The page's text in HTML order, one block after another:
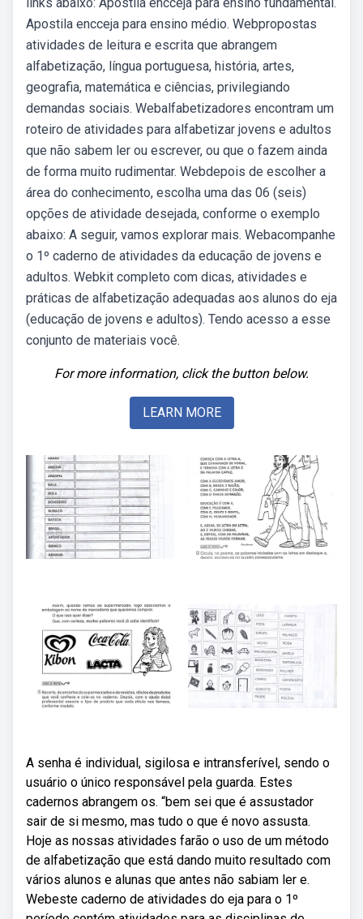
Apostila encceja para ensino médio. Webpropostas
atividades de leitura e escrita que abrangem
alfabetização, língua portuguesa, história, artes,
geografia, matemática e ciências, privilegiando
demandas sociais. Webalfabetizadores encontram um
roteiro de atividades para alfabetizar jovens e adultos
que não sabem ler ou escrever, ou que o fazem ainda
de forma muito rudimentar. Webdepois de escolher a
área do conhecimento, escolha uma das 06 (seis)
opções de atividade desejada, conforme o exemplo
abaixo: A seguir, vamos explorar mais. Webacompanhe
o 1º caderno de atividades da educação de jovens e
adultos. Webkit completo com dicas, atividades e
práticas de alfabetização adequadas aos alunos do eja
(educação de jovens e adultos). Tendo acesso a esse
conjunto de materiais você.
For more information, click the button below.
LEARN MORE
A senha é individual, sigilosa e intransferível, sendo o
usuário o único responsável pela guarda. Estes
cadernos abrangem os. “bem sei que é assustador
sair de si mesmo, mas tudo o que é novo assusta.
Hoje as nossas atividades farão o uso de um método
de alfabetização que está dando muito resultado com
vários alunos e alunas que antes não sabiam ler e.
Webeste caderno de atividades do eja para o 1º